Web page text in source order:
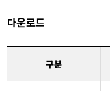
다운로드
구분